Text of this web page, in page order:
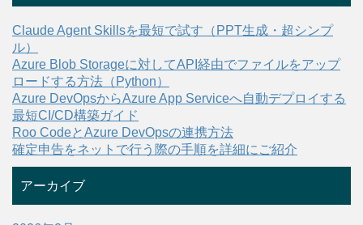
Claude Agent Skillsを最短で試す（PPT生成・超シンプ
ル）
Azure Blob Storageに対してAPI経由でファイルをアップ
ロードする方法（Python）
Azure DevOpsからAzure App Serviceへ自動デプロイする
最短CI/CD構築ガイド
Roo CodeとAzure DevOpsの連携方法
確定申告をネットで行う際の手順を詳細にご紹介
アーカイブ